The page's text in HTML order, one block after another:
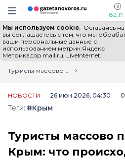
Информационный портал
Навигация сайта
82,17
Мы используем cookie. Оставаясь
вы соглашаетесь с тем, что мы
ваши персональные данные с
использованием метрик Яндекс
Метрика,top.mail.ru, LiveInternet.
Все новости Новости
Главная
Лента новостей
Туристы массово покидают Крым: что происходит на курортах Краснодарского края прямо сейчас
НОВОСТИ 26 июн 2026, 04:30
Теги: #Крым
Туристы массово
Крым: что